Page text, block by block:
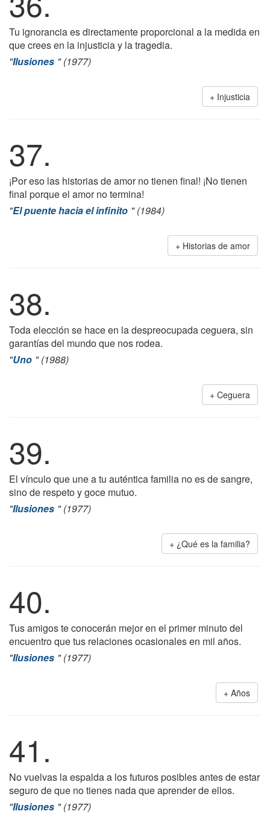
Tu ignorancia es directamente proporcional a la medida en
que crees en la injusticia y la tragedia.
"Ilusiones " (1977)
Injusticia
37.
¡Por eso las historias de amor no tienen final! ¡No tienen
final porque el amor no termina!
"El puente hacia el infinito " (1984)
Historias de amor
38.
Toda elección se hace en la despreocupada ceguera, sin
garantías del mundo que nos rodea.
"Uno " (1988)
Ceguera
39.
El vínculo que une a tu auténtica familia no es de sangre,
sino de respeto y goce mutuo.
"Ilusiones " (1977)
¿Qué es la familia?
40.
Tus amigos te conocerán mejor en el primer minuto del
encuentro que tus relaciones ocasionales en mil años.
"Ilusiones " (1977)
Años
41.
No vuelvas la espalda a los futuros posibles antes de estar
seguro de que no tienes nada que aprender de ellos.
"Ilusiones " (1977)